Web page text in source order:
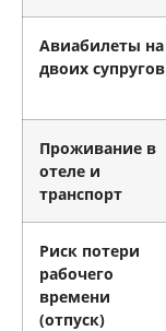
Авиабилеты на
двоих супругов
Проживание в
отеле и
транспорт
Риск потери
рабочего
времени
(отпуск)